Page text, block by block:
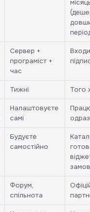
Сервер +
програміст +
час
Тижні Того
Налаштовуєте
самі
Будуєте
самостійно
Форум,
спільнота